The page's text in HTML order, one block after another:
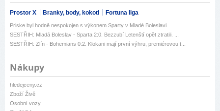
Prostor X Branky, body, kokoti Fortuna liga
Priske byl hodně nespokojen s výkonem Sparty v Mladé Boleslavi
SESTŘIH: Mladá Boleslav - Sparta 2:0. Bezzubí Letenští opět ztratili. ...
SESTŘIH: Zlín - Bohemians 0:2. Klokani mají první výhru, premiérovou t...
Nákupy
hledejceny.cz
Zboží Živě
Osobní vozy